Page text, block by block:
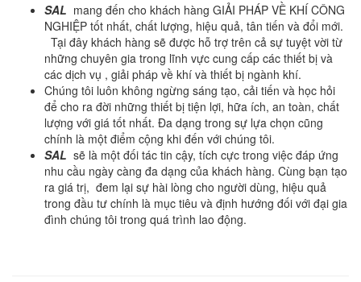
SAL mang đến cho khách hàng GIẢI PHÁP VỀ KHÍ CÔNG
NGHIỆP tốt nhất, chất lượng, hiệu quả, tân tiến và đổi mới.
Tại đây khách hàng sẽ được hỗ trợ trên cả sự tuyệt vời từ
những chuyên gia trong lĩnh vực cung cấp các thiết bị và
các dịch vụ , giải pháp về khí và thiết bị ngành khí.
Chúng tôi luôn không ngừng sáng tạo, cải tiến và học hỏi
để cho ra đời những thiết bị tiện lợi, hữa ích, an toàn, chất
lượng với giá tốt nhất. Đa dạng trong sự lựa chọn cũng
chính là một điểm cộng khi đến với chúng tôi.
SAL sẽ là một đối tác tin cậy, tích cực trong việc đáp ứng
nhu cầu ngày càng đa dạng của khách hàng. Cùng bạn tạo
ra giá trị, đem lại sự hài lòng cho người dùng, hiệu quả
trong đầu tư chính là mục tiêu và định hướng đối với đại gia
đình chúng tôi trong quá trình lao động.